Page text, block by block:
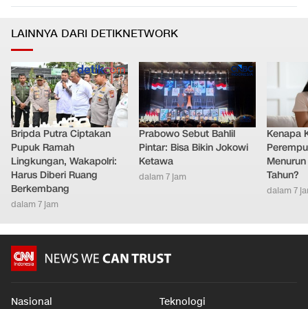
LAINNYA DARI DETIKNETWORK
Bripda Putra Ciptakan
Pupuk Ramah
Lingkungan, Wakapolri:
Harus Diberi Ruang
Berkembang
dalam 7 jam
Prabowo Sebut Bahlil
Pintar: Bisa Bikin Jokowi
Ketawa
dalam 7 jam
Kenapa
Tahun?
dalam 7
Nasional Teknologi